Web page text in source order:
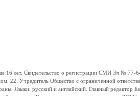
лет. Свидетельство о регистрации СМИ Эл № 77-
22. Учредитель Общество с ограниченной
Языки: русский и английский. Главный